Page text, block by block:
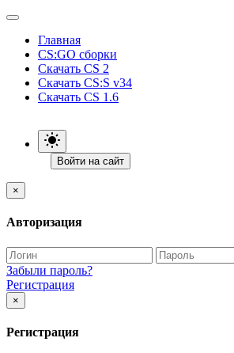
Главная
CS:GO сборки
Скачать CS 2
Скачать CS:S v34
Скачать CS 1.6
Войти на сайт
×
Авторизация
Забыли пароль?
Регистрация
×
Регистрация